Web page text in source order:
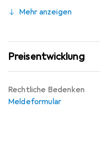
Mehr anzeigen
Preisentwicklung
Rechtliche Bedenken
Meldeformular